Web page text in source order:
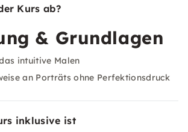
Kurs ab?
& Grundlagen
intuitive Malen
an Porträts ohne Perfektionsdruck
inklusive ist